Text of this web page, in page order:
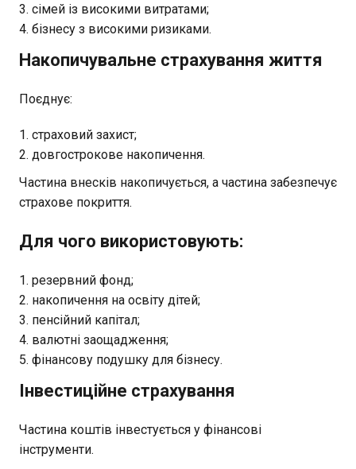
сімей із високими витратами;
бізнесу з високими ризиками.
Накопичувальне страхування життя
Поєднує:
страховий захист;
довгострокове накопичення.
Частина внесків накопичується, а частина забезпечує
страхове покриття.
Для чого використовують:
резервний фонд;
накопичення на освіту дітей;
пенсійний капітал;
валютні заощадження;
фінансову подушку для бізнесу.
Інвестиційне страхування
Частина коштів інвестується у фінансові
інструменти.